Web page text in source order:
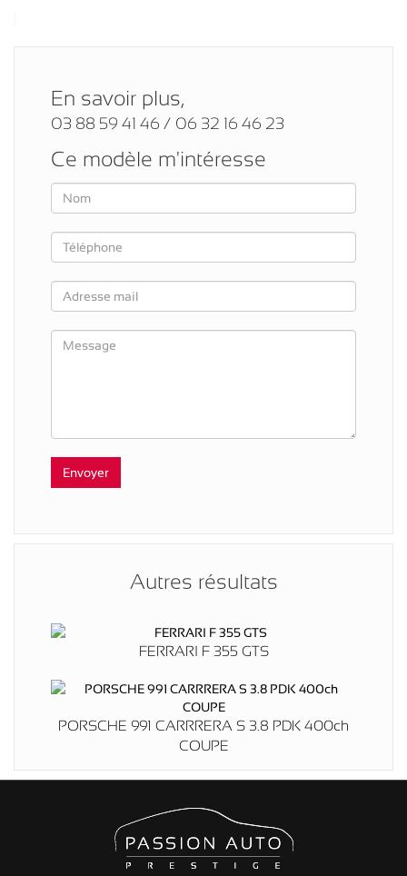
En savoir plus,
03 88 59 41 46 / 06 32 16 46 23
Ce modèle m'intéresse
Autres résultats
FERRARI F 355 GTS
PORSCHE 991 CARRRERA S 3.8 PDK 400ch
COUPE